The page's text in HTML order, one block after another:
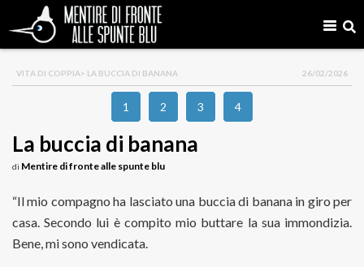
VITA DI COPPIA> LA BUCCIA DI BANANA 26/02/2026
1 2 3 4
La buccia di banana
di Mentire di fronte alle spunte blu
“Il mio compagno ha lasciato una buccia di banana in giro per
casa. Secondo lui è compito mio buttare la sua immondizia.
Bene, mi sono vendicata.